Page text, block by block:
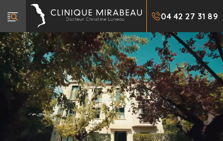
l
e
r
d
04 42 27 31 89